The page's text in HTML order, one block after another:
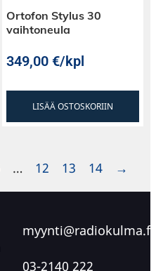
Ortofon Stylus 30
vaihtoneula
349,00€/kpl
LISÄÄ OSTOSKORIIN
… 12 13 14 →
myynti@radiokulma.fi
03-2140 222